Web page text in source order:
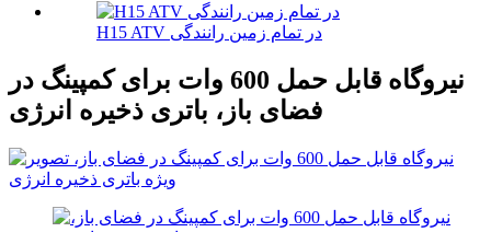
H15 ATV در تمام زمین رانندگی
نیروگاه قابل حمل 600 وات برای کمپینگ در
فضای باز، باتری ذخیره انرژی